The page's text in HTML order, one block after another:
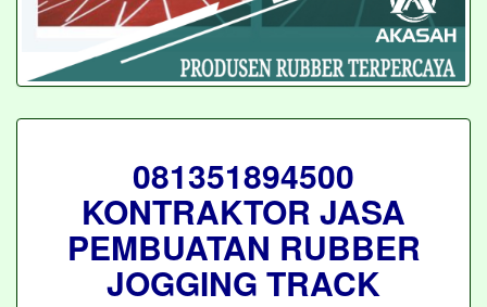
081351894500
KONTRAKTOR JASA
PEMBUATAN RUBBER
JOGGING TRACK